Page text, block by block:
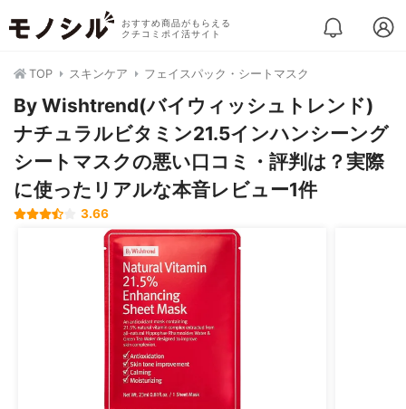
おすすめ商品がもらえる
クチコミポイ活サイト
TOP スキンケア フェイスパック・シートマスク
By Wishtrend(バイウィッシュトレンド)
ナチュラルビタミン21.5インハンシーング
シートマスクの悪い口コミ・評判は？実際
に使ったリアルな本音レビュー1件
3.66